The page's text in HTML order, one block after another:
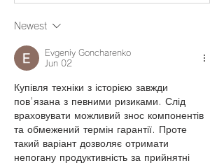
Newest
Evgeniy Goncharenko
Jun 02
Купівля техніки з історією завжди
пов'язана з певними ризиками. Слід
враховувати можливий знос компонентів
та обмежений термін гарантії. Проте
такий варіант дозволяє отримати
непогану продуктивність за прийнятні